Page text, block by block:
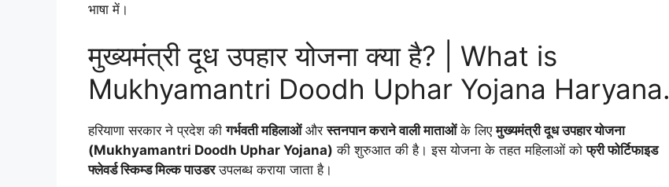
भाषा में।
मुख्यमंत्री दूध उपहार योजना क्या है? | What is
Mukhyamantri Doodh Uphar Yojana Haryana.
हरियाणा सरकार ने प्रदेश कीगर्भवती महिलाओंऔरस्तनपान कराने वाली माताओंके लिएमुख्यमंत्री दूध उपहार योजना
(Mukhyamantri Doodh Uphar Yojana) की शुरुआत की है। इस योजना के तहत महिलाओं कोफ्री फोर्टिफाइड
फ्लेवर्ड स्किम्ड मिल्क पाउडरउपलब्ध कराया जाता है।